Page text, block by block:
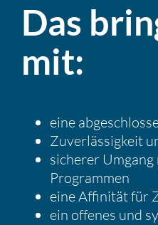
Das
mit:
eine
Zuver­läs­sig­keit
sicherer
Programmen
eine Affinität für
ein offenes und